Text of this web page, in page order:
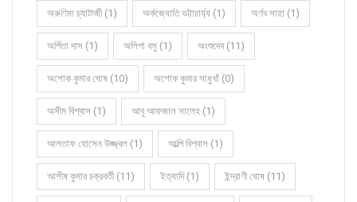
অরুণিমা চ্যাটার্জী (1) অর্কজ্যোতি ভট্টাচার্য্য (1) অর্ণব সাহা (1)
অর্পিতা দাস (1) অলিপা বসু (1) অংশুদেব (11)
অশোক কুমার ঘোষ (10) অশোক কুমার সাধুখাঁ (0)
অসীম বিশ্বাস (1) আবু আফজাল সালেহ (1)
আলতাফ হোসেন উজ্জ্বল (1) আল্পি বিশ্বাস (1)
আশীষ কুমার চক্রবর্তী (11) ইত্যাদি (1) ইন্দ্রাণী ঘোষ (11)